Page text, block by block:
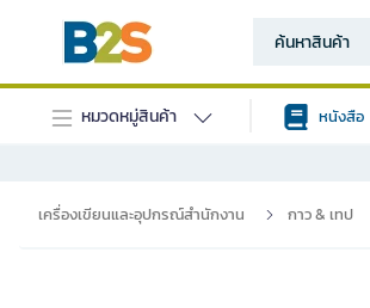
หมวดหมู่สินค้า หนังสือ
เครื่องเขียนและอุปกรณ์สำนักงาน กาว & เทป